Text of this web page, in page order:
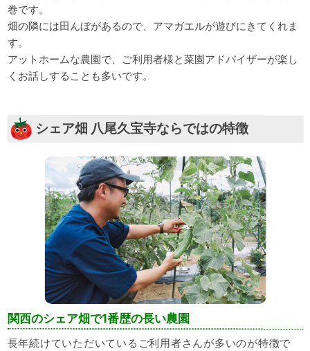
巻です。
畑の隣には田んぼがあるので、アマガエルが遊びにきてくれま
す。
アットホームな農園で、ご利用者様と菜園アドバイザーが楽し
くお話しすることも多いです。
シェア畑 八尾久宝寺ならではの特徴
関西のシェア畑で1番歴の長い農園
長年続けていただいているご利用者さんが多いのが特徴で